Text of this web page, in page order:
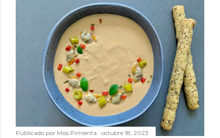
Publicado por Miss Pimienta octubre 18, 2023